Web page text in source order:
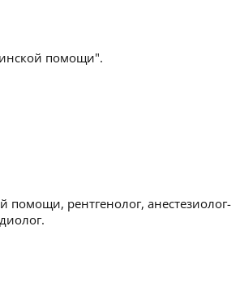
помощи".
помощи, рентгенолог, анестезиолог-